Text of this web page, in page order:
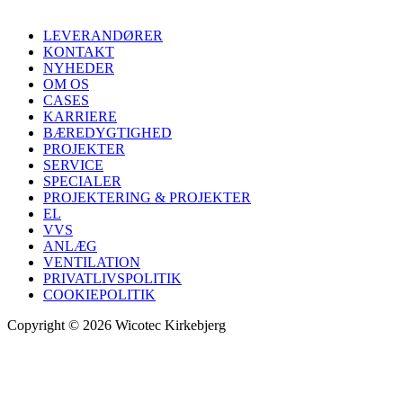
LEVERANDØRER
KONTAKT
NYHEDER
OM OS
CASES
KARRIERE
BÆREDYGTIGHED
PROJEKTER
SERVICE
SPECIALER
PROJEKTERING & PROJEKTER
EL
VVS
ANLÆG
VENTILATION
PRIVATLIVSPOLITIK
COOKIEPOLITIK
Copyright © 2026 Wicotec Kirkebjerg